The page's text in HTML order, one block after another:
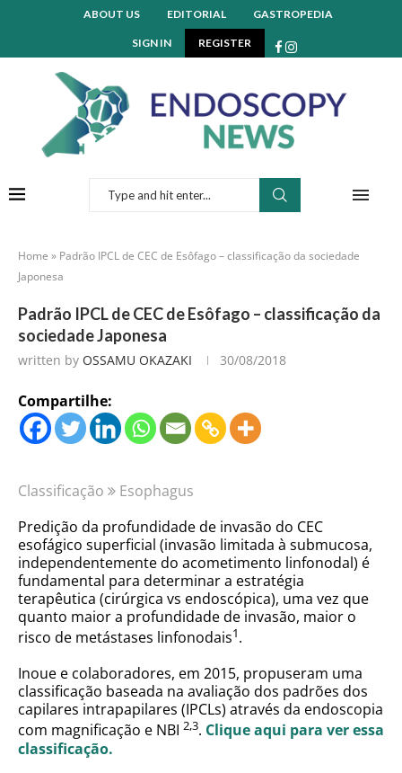
ABOUT US EDITORIAL GASTROPEDIA
SIGN IN REGISTER
Home » Padrão IPCL de CEC de Esôfago – classificação da sociedade
Japonesa
Padrão IPCL de CEC de Esôfago – classificação da
sociedade Japonesa
written by OSSAMU OKAZAKI 30/08/2018
Compartilhe:
Classificação
Esophagus
Predição da profundidade de invasão do CEC
esofágico superficial (invasão limitada à submucosa,
independentemente do acometimento linfonodal) é
fundamental para determinar a estratégia
terapêutica (cirúrgica vs endoscópica), uma vez que
quanto maior a profundidade de invasão, maior o
risco de metástases linfonodais1.
Inoue e colaboradores, em 2015, propuseram uma
classificação baseada na avaliação dos padrões dos
capilares intrapapilares (IPCLs) através da endoscopia
com magnificação e NBI 2,3. Clique aqui para ver essa
classificação.